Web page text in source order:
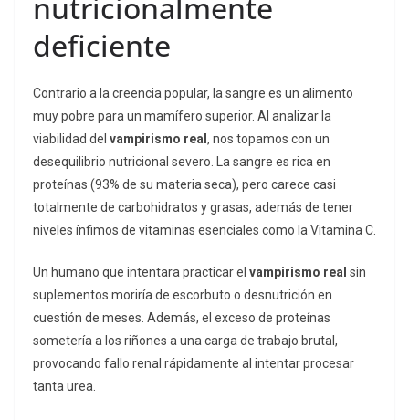
nutricionalmente
deficiente
Contrario a la creencia popular, la sangre es un alimento
muy pobre para un mamífero superior. Al analizar la
viabilidad del vampirismo real , nos topamos con un
desequilibrio nutricional severo. La sangre es rica en
proteínas (93% de su materia seca), pero carece casi
totalmente de carbohidratos y grasas, además de tener
niveles ínfimos de vitaminas esenciales como la Vitamina C.
Un humano que intentara practicar el vampirismo real sin
suplementos moriría de escorbuto o desnutrición en
cuestión de meses. Además, el exceso de proteínas
sometería a los riñones a una carga de trabajo brutal,
provocando fallo renal rápidamente al intentar procesar
tanta urea.